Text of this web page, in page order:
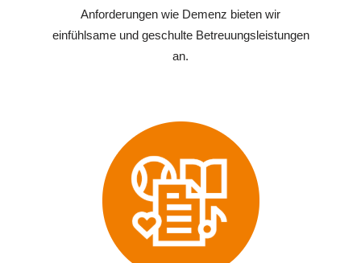
Anforderungen wie Demenz bieten wir
einfühlsame und geschulte Betreuungsleistungen
an.